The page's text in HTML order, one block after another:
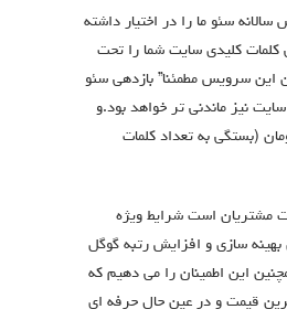
سئو ما را در اختیار داشته
کلمات کلیدی سایت شما را تحت
سرویس مطمئنا” بازدهی سئو
نیز ماندنی تر خواهد بود.و
هزار تومان (بستگی به تعداد کلمات
مشتریان است شرایط ویژه
سازی و افزایش رتبه گوگل
این اطمینان را می دهیم که
قیمت و در عین حال حرفه ای